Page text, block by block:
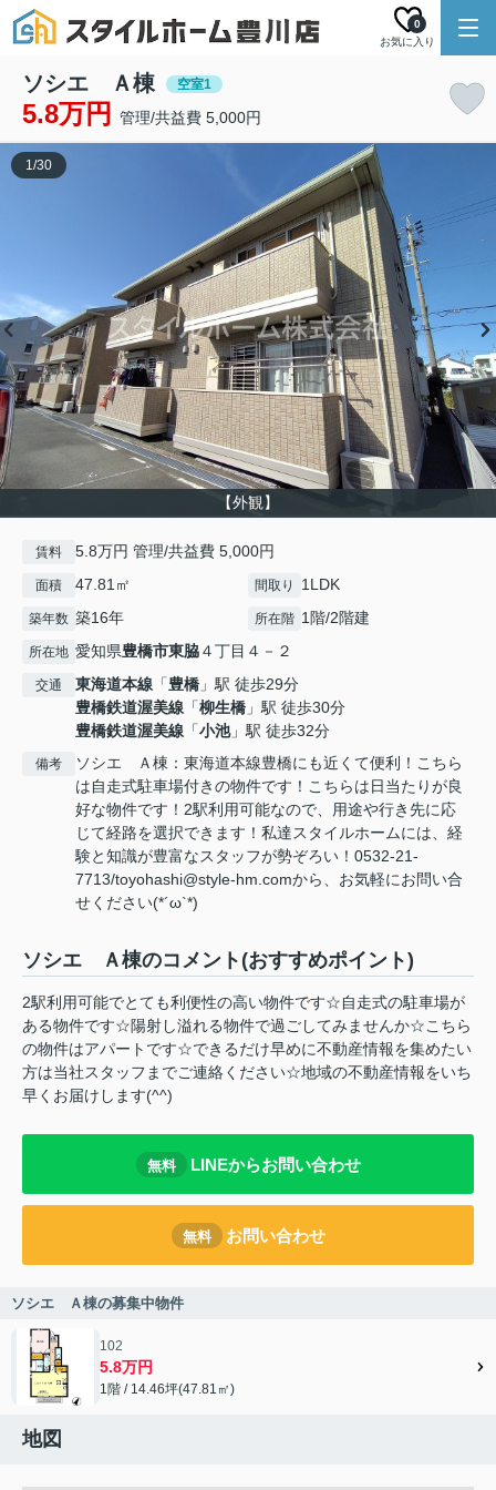
お気に入り
0
ソシエ Ａ棟 空室1
5.8万円 管理/共益費 5,000円
【外観】
1/30
賃料 5.8万円 管理/共益費 5,000円
面積 47.81㎡ 間取り 1LDK
築年数 築16年 所在階 1階/2階建
所在地 愛知県豊橋市東脇４丁目４－２
交通 東海道本線 「豊橋 」駅 徒歩29分
豊橋鉄道渥美線 「柳生橋 」駅 徒歩30分
豊橋鉄道渥美線 「小池」駅 徒歩32分
備考
ソシエ Ａ棟：東海道本線豊橋にも近くて便利！こちら
は自走式駐車場付きの物件です！こちらは日当たりが良
好な物件です！2駅利用可能なので、用途や行き先に応
じて経路を選択できます！私達スタイルホームには、経
験と知識が豊富なスタッフが勢ぞろい！0532-21-
7713/toyohashi@style-hm.comから、お気軽にお問い合
せください(*´ω`*)
ソシエ Ａ棟のコメント(おすすめポイント)
2駅利用可能でとても利便性の高い物件です☆自走式の駐車場が
ある物件です☆陽射し溢れる物件で過ごしてみませんか☆こちら
の物件はアパートです☆できるだけ早めに不動産情報を集めたい
方は当社スタッフまでご連絡ください☆地域の不動産情報をいち
早くお届けします(^^)
無料 LINEからお問い合わせ
無料 お問い合わせ
ソシエ Ａ棟の募集中物件
102
5.8万円
1階 / 14.46坪(47.81㎡)
地図